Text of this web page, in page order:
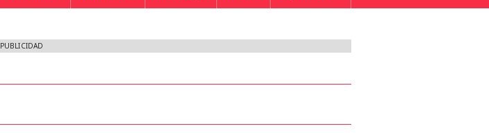
PUBLICIDAD